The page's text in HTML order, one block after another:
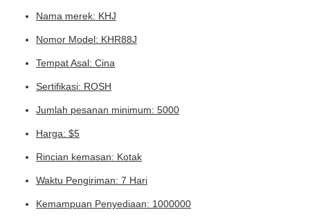
Nama merek: KHJ
Nomor Model: KHR88J
Tempat Asal: Cina
Sertifikasi: ROSH
Jumlah pesanan minimum: 5000
Harga: $5
Rincian kemasan: Kotak
Waktu Pengiriman: 7 Hari
Kemampuan Penyediaan: 1000000